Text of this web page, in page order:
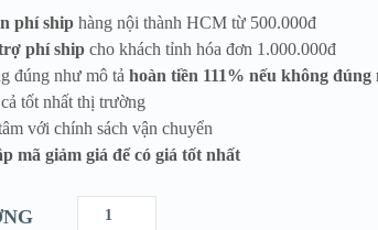
phí shiphàng nội thành HCM từ 500.000đ
phí shipcho khách tỉnh hóa đơn 1.000.000đ
đúng như mô tả hoàn tiền 111% nếu không đúng
tốt nhất thị trường
với chính sách vận chuyển
mã giảm giá để có giá tốt nhất